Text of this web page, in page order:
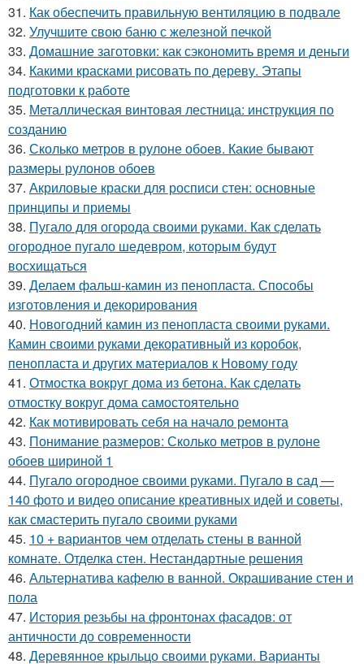
31. Как обеспечить правильную вентиляцию в подвале
32. Улучшите свою баню с железной печкой
33. Домашние заготовки: как сэкономить время и деньги
34. Какими красками рисовать по дереву. Этапы
подготовки к работе
35. Металлическая винтовая лестница: инструкция по
созданию
36. Сколько метров в рулоне обоев. Какие бывают
размеры рулонов обоев
37. Акриловые краски для росписи стен: основные
принципы и приемы
38. Пугало для огорода своими руками. Как сделать
огородное пугало шедевром, которым будут
восхищаться
39. Делаем фальш-камин из пенопласта. Способы
изготовления и декорирования
40. Новогодний камин из пенопласта своими руками.
Камин своими руками декоративный из коробок,
пенопласта и других материалов к Новому году
41. Отмостка вокруг дома из бетона. Как сделать
отмостку вокруг дома самостоятельно
42. Как мотивировать себя на начало ремонта
43. Понимание размеров: Сколько метров в рулоне
обоев шириной 1
44. Пугало огородное своими руками. Пугало в сад —
140 фото и видео описание креативных идей и советы,
как смастерить пугало своими руками
45. 10 + вариантов чем отделать стены в ванной
комнате. Отделка стен. Нестандартные решения
46. Альтернатива кафелю в ванной. Окрашивание стен и
пола
47. История резьбы на фронтонах фасадов: от
античности до современности
48. Деревянное крыльцо своими руками. Варианты